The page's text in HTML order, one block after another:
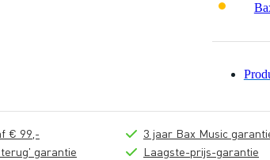
€ 99,-
garantie
3 jaar Bax Music
Laagste-prijs-garantie